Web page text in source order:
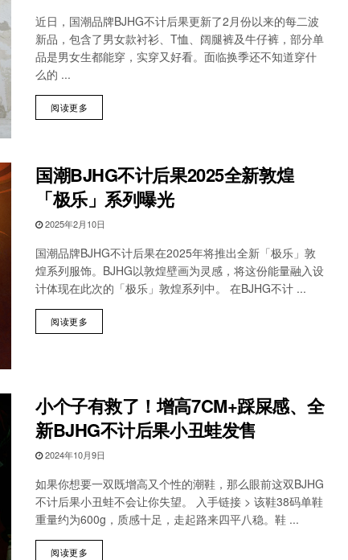
近日，国潮品牌BJHG不计后果更新了2月份以来的每二波
新品，包含了男女款衬衫、T恤、阔腿裤及牛仔裤，部分单
品是男女生都能穿，实穿又好看。面临换季还不知道穿什
么的 ...
阅读更多
国潮BJHG不计后果2025全新敦煌
「极乐」系列曝光
2025年2月10日
国潮品牌BJHG不计后果在2025年将推出全新「极乐」敦
煌系列服饰。BJHG以敦煌壁画为灵感，将这份能量融入设
计体现在此次的「极乐」敦煌系列中。 在BJHG不计 ...
阅读更多
小个子有救了！增高7CM+踩屎感、全
新BJHG不计后果小丑蛙发售
2024年10月9日
如果你想要一双既增高又个性的潮鞋，那么眼前这双BJHG
不计后果小丑蛙不会让你失望。 入手链接 > 该鞋38码单鞋
重量约为600g，质感十足，走起路来四平八稳。鞋 ...
阅读更多